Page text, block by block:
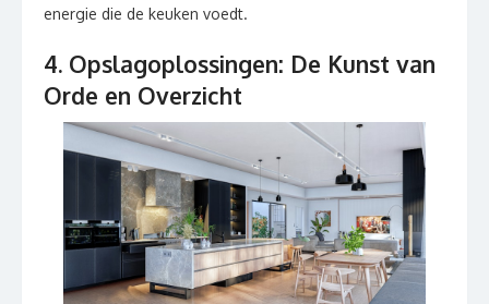
energie die de keuken voedt.
4. Opslagoplossingen: De Kunst van
Orde en Overzicht